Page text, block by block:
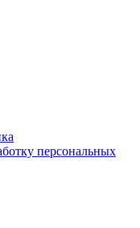
персональных